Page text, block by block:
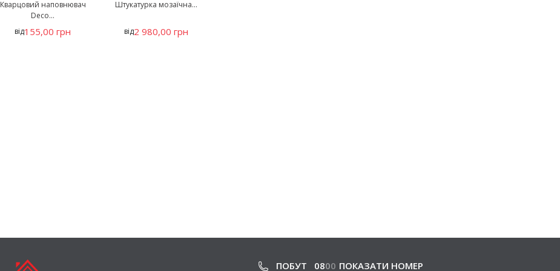
Кварцовий наповнювач
Deco...
від155,00 грн
Штукатурка мозаїчна...
від2 980,00 грн
ПОБУТ 0800 ПОКАЗАТИ НОМЕР